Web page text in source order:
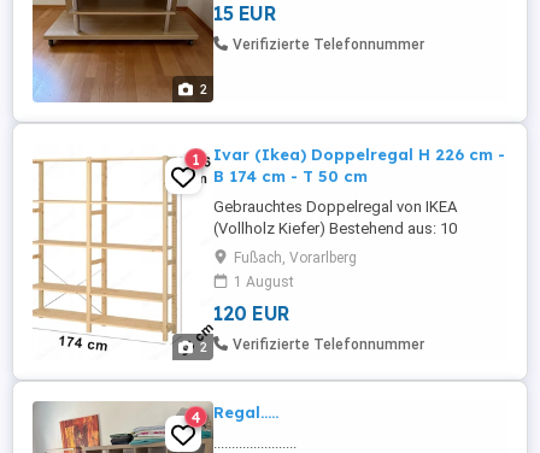
2
15 EUR
Verifizierte Telefonnummer
2
1
Ivar (Ikea) Doppelregal H 226 cm -
B 174 cm - T 50 cm
Gebrauchtes Doppelregal von IKEA
(Vollholz Kiefer) Bestehend aus: 10
Regalböden (83 cm x 50 cm) 3 Steher (226
cm x 50 cm) 1 Metallkreuz (stabilisiert) 40
Metallstifte (zum Regale einhängen)
Schnell und einfach aufzubauen. Schnell
und einfach zu verstellen. Auf Wunsch
Fußach, Vorarlberg
1 August
120 EUR
Verifizierte Telefonnummer
4 Regal.....
.......................